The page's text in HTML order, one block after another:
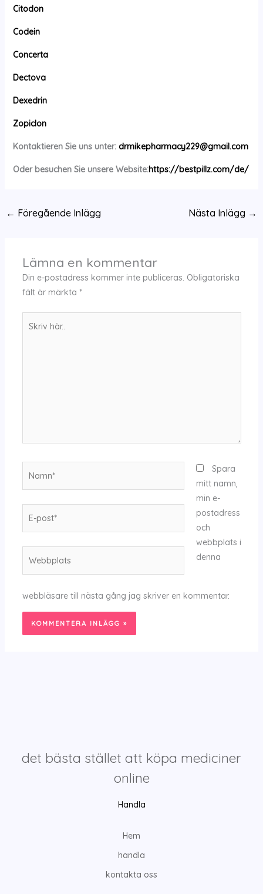
Citodon
Codein
Concerta
Dectova
Dexedrin
Zopiclon
Kontaktieren Sie uns unter: drmikepharmacy229@gmail.com
Oder besuchen Sie unsere Website:https://bestpillz.com/de/
← Föregående Inlägg Nästa Inlägg →
Lämna en kommentar
Din e-postadress kommer inte publiceras. Obligatoriska
fält är märkta *
post*
Spara
mitt namn,
min e-
postadress
och
webbplats i
denna
webbläsare till nästa gång jag skriver en kommentar.
det bästa stället att köpa mediciner
online
Handla
Hem
handla
kontakta oss